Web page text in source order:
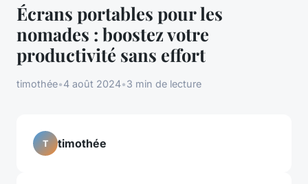
Écrans portables pour les
nomades : boostez votre
productivité sans effort
timothée•4 août 2024•3 min de lecture
T timothée